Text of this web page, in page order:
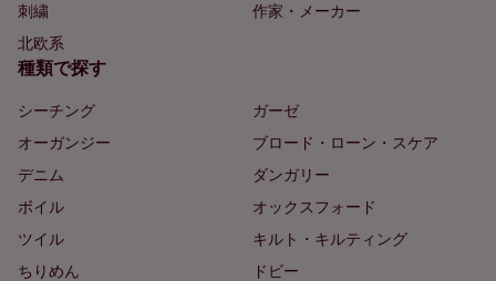
刺繍
作家・メーカー
北欧系
種類で探す
シーチング
ガーゼ
オーガンジー
ブロード・ローン・スケア
デニム
ダンガリー
ボイル
オックスフォード
ツイル
キルト・キルティング
ちりめん
ドビー